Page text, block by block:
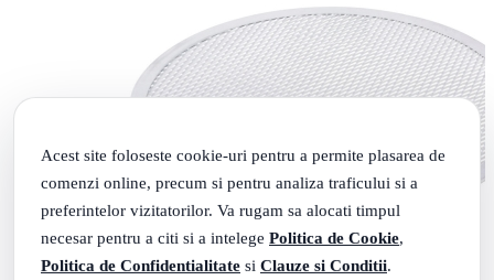
Acest site foloseste cookie-uri pentru a permite plasarea de
comenzi online, precum si pentru analiza traficului si a
preferintelor vizitatorilor. Va rugam sa alocati timpul
necesar pentru a citi si a intelege Politica de Cookie,
Politica de Confidentialitate si Clauze si Conditii.